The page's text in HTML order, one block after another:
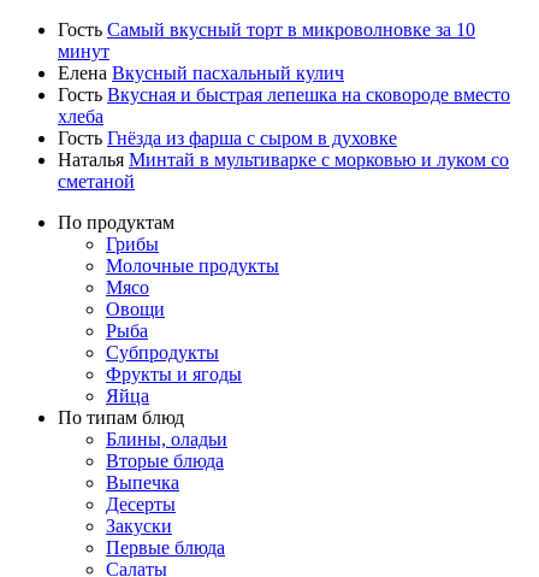
Гость Самый вкусный торт в микроволновке за 10
минут
Елена Вкусный пасхальный кулич
Гость Вкусная и быстрая лепешка на сковороде вместо
хлеба
Гость Гнёзда из фарша с сыром в духовке
Наталья Минтай в мультиварке с морковью и луком со
сметаной
По продуктам
Грибы
Молочные продукты
Мясо
Овощи
Рыба
Субпродукты
Фрукты и ягоды
Яйца
По типам блюд
Блины, оладьи
Вторые блюда
Выпечка
Десерты
Закуски
Первые блюда
Салаты